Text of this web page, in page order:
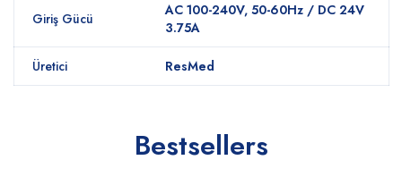
Giriş Gücü
AC 100-240V, 50-60Hz / DC 24V
3.75A
Üretici ResMed
Bestsellers